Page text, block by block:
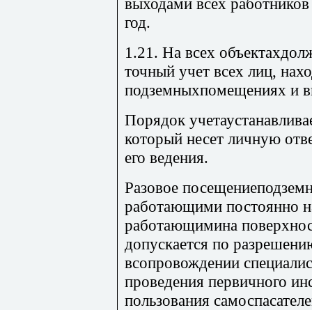
год.
1.21. На всех
точный учет всех лиц,
подземныхпомещениях и
Порядок
который несет личную
его ведения.
Разовое
работающими постоянно
работающимина
допускается по
всопровождении
проведения первичного
пользования